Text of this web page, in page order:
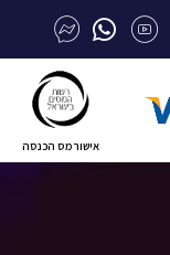
אישור מס הכנסה